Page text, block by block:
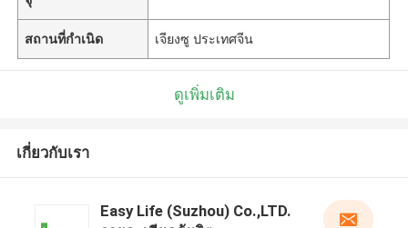
สถานที่กำเนิด เจียงซู ประเทศจีน
ดูเพิ่มเติม
เกี่ยวกับเรา
Easy Life (Suzhou) Co.,LTD.